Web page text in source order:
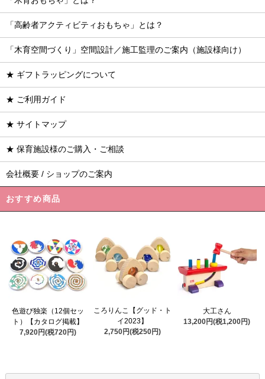
「高齢者アクティビティおもちゃ」とは？
「木育空間づくり」空間設計／施工監理のご案内（施設様向け）
★ ギフトラッピングについて
★ ご利用ガイド
★ サイトマップ
★ 保育施設様のご購入・ご相談
会社概要 / ショップのご案内
おすすめ商品
色遊び独楽（12個セッ
ト）【カタログ掲載】
7,920円(税720円)
ころりんこ【グッド・ト
イ2023】
2,750円(税250円)
大工さん
13,200円(税1,200円)